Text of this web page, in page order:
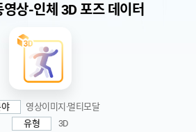
상-인체 3D 포즈 데이터
영상이미지·멀티모달
유형
3D